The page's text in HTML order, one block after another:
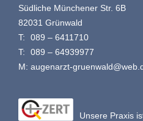
Südliche Münchener Str. 6B
82031 Grünwald
T:
089 – 6411710
T:
089 – 64939977
M: augenarzt-
Unsere Praxis